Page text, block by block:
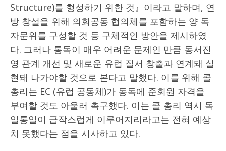
Structure)를 형성하기 위한 것』이라고 말하며, 연
방 창설을 위해 의회공동 협의체를 포함하는 양 독
자문위를 구성할 것 등 구체적인 방안을 제시하였
다. 그러나 통독이 매우 어려운 문제인 만큼 동서진
영 관계 개선 및 새로운 유럽 질서 창출과 연계돼 실
현돼 나가야할 것으로 본다고 말했다. 이를 위해 콜
총리는 EC (유럽 공동체)가 동독에 준회원 자격을
부여할 것도 아울러 촉구했다. 이는 콜 총리 역시 독
일통일이 급작스럽게 이루어지리라고는 전혀 예상
치 못했다는 점을 시사하고 있다.